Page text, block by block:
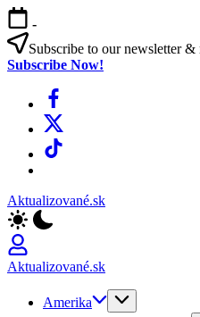
Skip
to
content
-
Subscribe to our newsletter &
Subscribe Now!
Facebook
X
TikTok
Aktualizované.sk
Aktualizované.sk
Amerika